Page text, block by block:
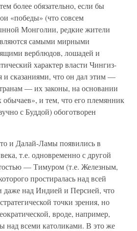
более обязательно, если бы
«победы» (что совсем
Монголии, редкие жители
самыми мирными
верблюдов, лошадей и
характер власти Чингиз-
и сказаниями, что он дал этим —
— их законы, на основании
и тем, что его племянник
с Буддой) обоготворен
и Далай-Ламы появились в
т.е. одновременно с другой
— Тимуром (т.е. Железным,
простиралась над всей
даже над Индией и Персией, что
точки зрения, но
вроде, например,
над всеми католиками. В это же